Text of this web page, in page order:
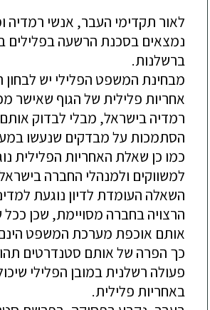
לאור תקדימי העבר, אנשי רמדיה
נמצאים בסכנת הרשעה בפלילים
ברשלנות.
מבחינת המשפט הפלילי יש לבחון
אחריות פלילית של הגוף שאישר
רמדיה בישראל, מבלי לבדוק
הסתמכות על מבדקים שנעשו
כמו כן שאלת האחריות הפלילית
למשווקים ולמנהלי החברה
השאלה העומדת לדיון נוגעת
הרצויה בחברה מסויימת, שכן
אותם אוכפת מערכת המשפט הינם
כך הפרה של אותם סטנדרטים
פעולה רשלנית במובן הפלילי
באחריות פלילית.